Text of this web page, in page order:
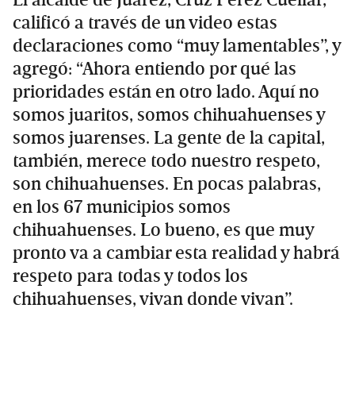
calificó a través de un video estas
declaraciones como “muy lamentables”, y
agregó: “Ahora entiendo por qué las
prioridades están en otro lado. Aquí no
somos juaritos, somos chihuahuenses y
somos juarenses. La gente de la capital,
también, merece todo nuestro respeto,
son chihuahuenses. En pocas palabras,
en los 67 municipios somos
chihuahuenses. Lo bueno, es que muy
pronto va a cambiar esta realidad y habrá
respeto para todas y todos los
chihuahuenses, vivan donde vivan”.